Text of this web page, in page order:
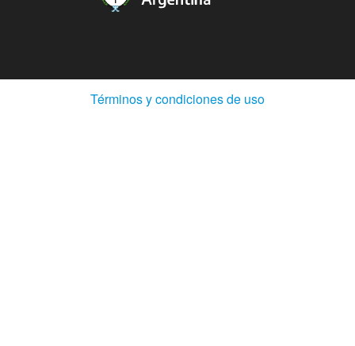
Términos y condiciones de uso(Abre